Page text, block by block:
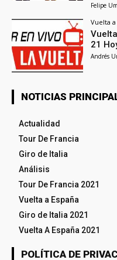
Felipe
Vuelta a
21
Andrés
NOTICIAS
Actualidad
Tour De Francia
Giro de Italia
Análisis
Tour De Francia 2021
Vuelta a España
Giro de Italia 2021
Vuelta A España 2021
POLÍTICA DE